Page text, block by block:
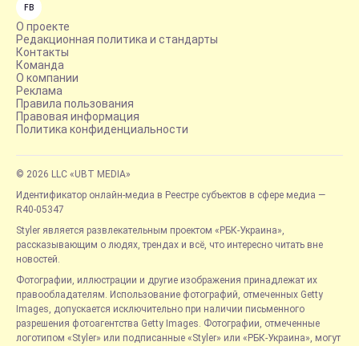
FB
О проекте
Редакционная политика и стандарты
Контакты
Команда
О компании
Реклама
Правила пользования
Правовая информация
Политика конфиденциальности
© 2026 LLC «UBT MEDIA»
Идентификатор онлайн-медиа в Реестре субъектов в сфере медиа —
R40-05347
Styler является развлекательным проектом «РБК-Украина»,
рассказывающим о людях, трендах и всё, что интересно читать вне
новостей.
Фотографии, иллюстрации и другие изображения принадлежат их
правообладателям. Использование фотографий, отмеченных Getty
Images, допускается исключительно при наличии письменного
разрешения фотоагентства Getty Images. Фотографии, отмеченные
логотипом «Styler» или подписанные «Styler» или «РБК-Украина», могут